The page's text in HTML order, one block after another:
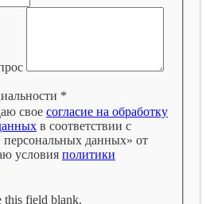
*
свое согласие на обработку
в соответствии с
данных» от
условия политики
this field blank.